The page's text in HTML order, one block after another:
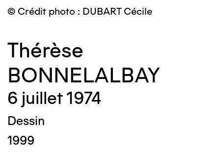
© Crédit photo : DUBART Cécile
Thérèse
BONNELALBAY
6 juillet 1974
Dessin
1999